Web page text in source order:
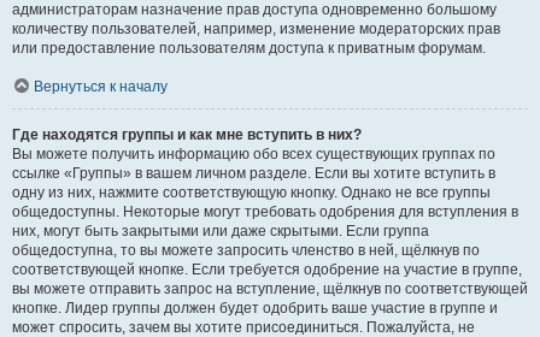
администраторам назначение прав доступа одновременно большому
количеству пользователей, например, изменение модераторских прав
или предоставление пользователям доступа к приватным форумам.
Вернуться к началу
Где находятся группы и как мне вступить в них?
Вы можете получить информацию обо всех существующих группах по
ссылке «Группы» в вашем личном разделе. Если вы хотите вступить в
одну из них, нажмите соответствующую кнопку. Однако не все группы
общедоступны. Некоторые могут требовать одобрения для вступления в
них, могут быть закрытыми или даже скрытыми. Если группа
общедоступна, то вы можете запросить членство в ней, щёлкнув по
соответствующей кнопке. Если требуется одобрение на участие в группе,
вы можете отправить запрос на вступление, щёлкнув по соответствующей
кнопке. Лидер группы должен будет одобрить ваше участие в группе и
может спросить, зачем вы хотите присоединиться. Пожалуйста, не